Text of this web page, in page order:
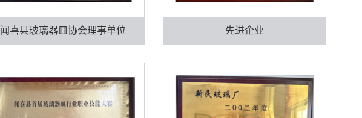
闻喜县玻璃器皿协会理事单位 先进企业